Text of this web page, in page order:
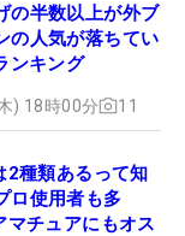
の半数以上が外ブ
人気が落ちてい
ンキング
) 18時00分 11
2種類あるって知
使用者も多
マチュアにもオス